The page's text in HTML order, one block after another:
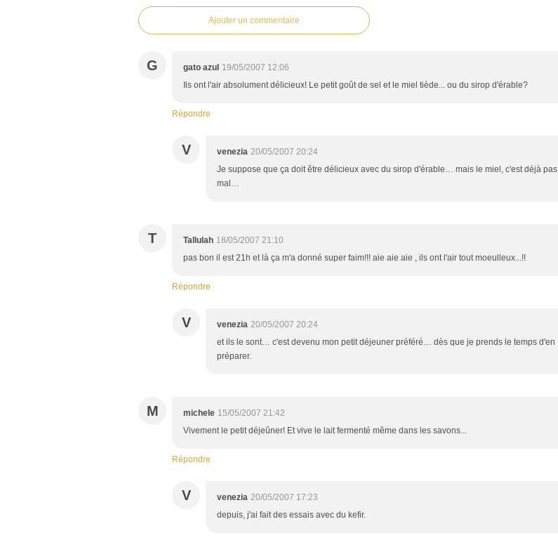
Ajouter un commentaire
G gato azul 19/05/2007 12:06
Ils ont l'air absolument délicieux! Le petit goût de sel et le miel tiède... ou du sirop d'érable?
Répondre
V venezia 20/05/2007 20:24
Je suppose que ça doit être délicieux avec du sirop d'érable… mais le miel, c'est déjà pas
mal…
T Tallulah 18/05/2007 21:10
pas bon il est 21h et là ça m'a donné super faim!!! aie aie aie , ils ont l'air tout moeulleux...!!
Répondre
V venezia 20/05/2007 20:24
et ils le sont… c'est devenu mon petit déjeuner préféré… dès que je prends le temps d'en
préparer.
M michele 15/05/2007 21:42
Vivement le petit déjeûner! Et vive le lait fermenté même dans les savons...
Répondre
V venezia 20/05/2007 17:23
depuis, j'ai fait des essais avec du kefir.